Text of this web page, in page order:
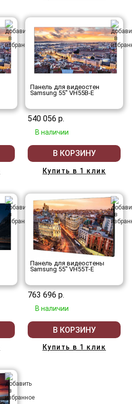
Панель для видеостен
Samsung 55" VH55B-E
540 056 р.
В наличии
В КОРЗИНУ
Купить в 1 клик
Панель для видеостены
Samsung 55" VH55T-E
763 696 р.
В наличии
В КОРЗИНУ
Купить в 1 клик